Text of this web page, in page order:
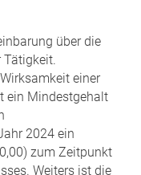
über die
Tätigkeit.
einer
ein Mindestgehalt
2024 ein
zum Zeitpunkt
Weiters ist die